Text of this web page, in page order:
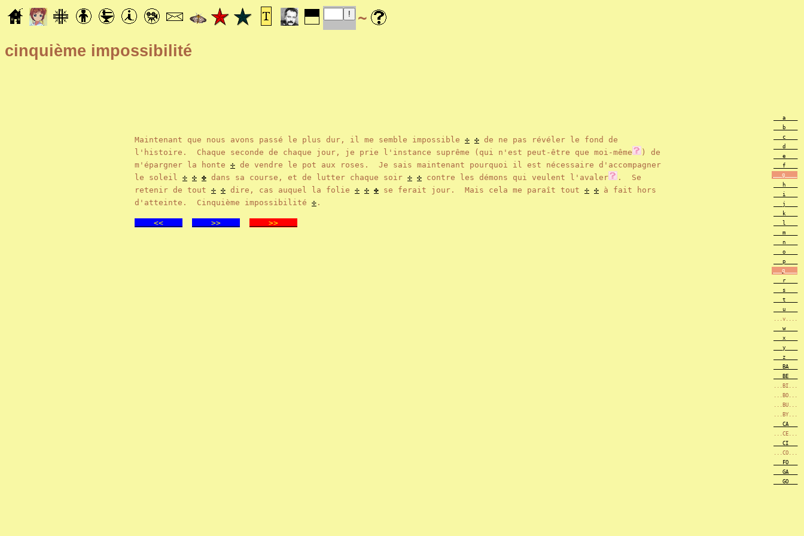
~
cinquième impossibilité
Maintenant que nous avons passé le plus dur, il me semble impossible ✢ ✣ de ne pas révéler le fond de
l'histoire. Chaque seconde de chaque jour, je prie l'instance suprême (qui n'est peut-être que moi-même
) de
m'épargner la honte ✢ de vendre le pot aux roses. Je sais maintenant pourquoi il est nécessaire d'accompagner
le soleil ✢ ✣ ✤ dans sa course, et de lutter chaque soir ✢ ✣ contre les démons qui veulent l'avaler
. Se
retenir de tout ✢ ✣ dire, cas auquel la folie ✢ ✣ ✤ se ferait jour. Mais cela me paraît tout ✢ ✣ à fait hors
d'atteinte. Cinquième impossibilité ✢ .
<< >> >>
___a____
___b____
___c____
___d____
___e____
___f____
___g____
___h____
___i____
___j____
___k____
___m____
___n____
___o____
___p____
___q____
___r____
___s____
___t____
___u____
...v....
___w____
___x____
___y____
___z____
___BA___
___BE___
...BI...
...BO...
...BU...
...BY...
___CA___
...CE...
___CI___
...CO...
___FO___
___GA___
___GO___